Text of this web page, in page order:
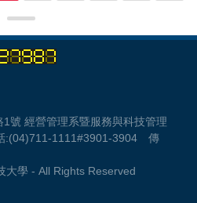
號 經營管理系暨服務與科技管理
:(04)711-1111#3901-3904 傳
學 - All Rights Reserved